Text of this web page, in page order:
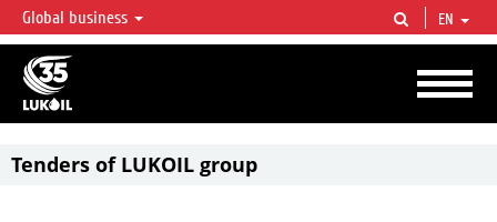
LUKOIL OVERVIEW
LUKOIL is one of the largest oil & gas vertical integrated companies in the world
accounting for over 2% of crude production and circa 1% of proved hydrocarbon
reserves globally.
Global business EN
Tenders of LUKOIL group